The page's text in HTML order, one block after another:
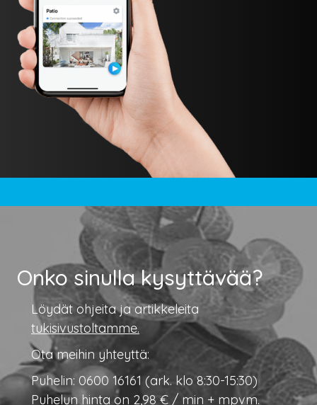
Onko sinulla kysyttävää?
Löydät ohjeita ja artikkeleita
tukisivustoltamme.
Ota meihin yhteyttä:
Puhelin: 0600 16161 (ark. klo 8:30-15:30)
Puhelun hinta on 2,98 € / min + mpvm.